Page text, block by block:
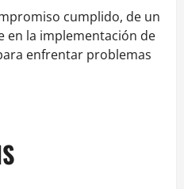
cumplido, de un
en la implementación de
enfrentar problemas